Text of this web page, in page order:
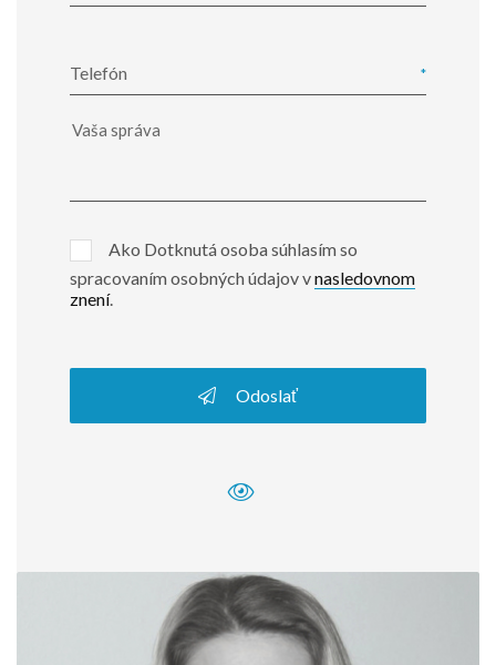
Telefón
Ako Dotknutá osoba súhlasím so
spracovaním osobných údajov vnasledovnom
znení.
Odoslať